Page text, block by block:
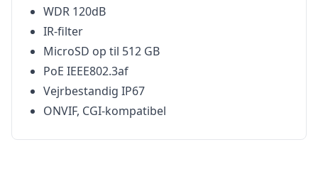
WDR 120dB
IR-filter
MicroSD op til 512 GB
PoE IEEE802.3af
Vejrbestandig IP67
ONVIF, CGI-kompatibel